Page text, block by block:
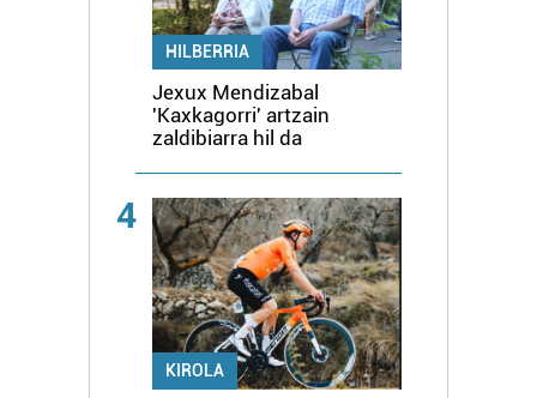
HILBERRIA
Jexux Mendizabal
'Kaxkagorri' artzain
zaldibiarra hil da
4
KIROLA